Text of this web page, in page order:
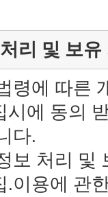
리 및 보유
에 따른
시에 동의
다.
보 처리 및
.이용에 관